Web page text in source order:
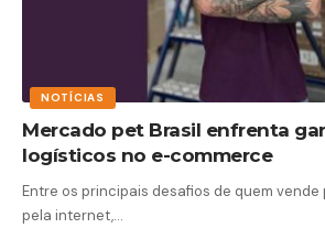
NOTÍCIAS
Mercado pet Brasil enfrenta
logísticos no e-commerce
Entre os principais desafios de quem
pela internet,…